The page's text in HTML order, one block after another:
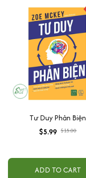
Tư Duy Phản Biện
$5.99 $15.00
ADD TO CART